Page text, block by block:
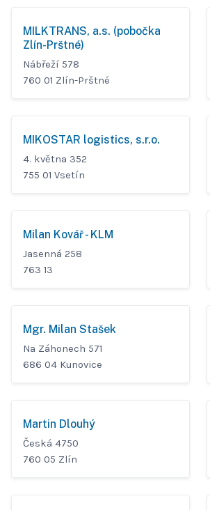
MILKTRANS, a.s. (pobočka
Zlín-Prštné)
Nábřeží 578
760 01 Zlín-Prštné
MIKOSTAR logistics, s.r.o.
4. května 352
755 01 Vsetín
Milan Kovář - KLM
Jasenná 258
763 13
Mgr. Milan Stašek
Na Záhonech 571
686 04 Kunovice
Martin Dlouhý
Česká 4750
760 05 Zlín